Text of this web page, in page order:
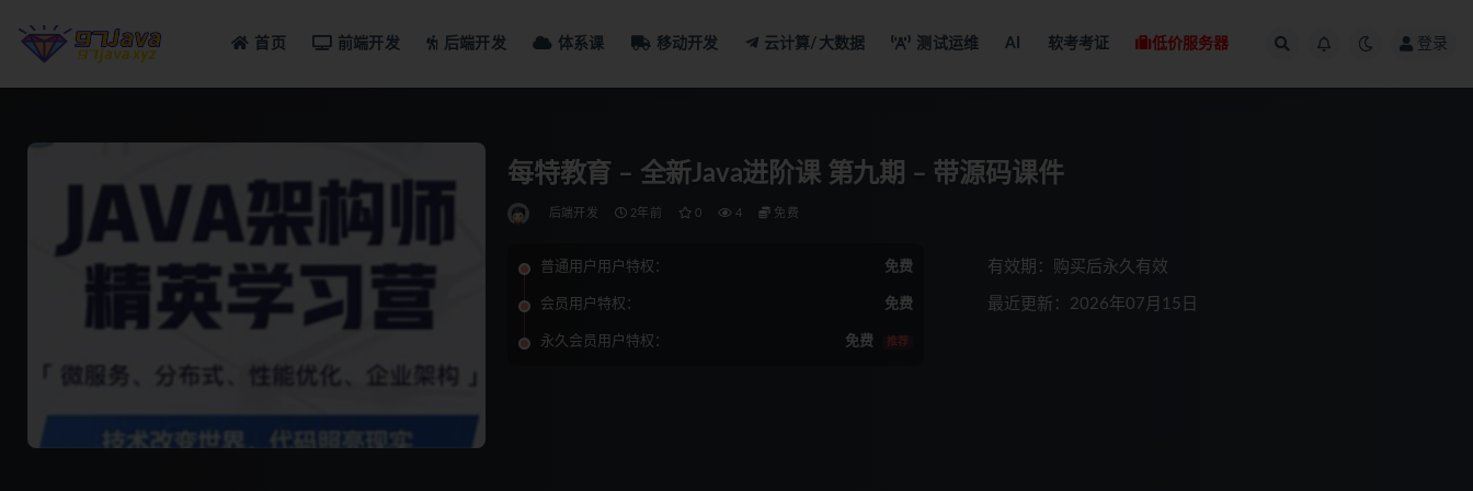
首页 前端开发 后端开发 体系课 移动开发 云计算/大数据 测试运维 AI 软考考证 低价服务器 登录
每特教育 – 全新Java进阶课 第九期 – 带源码课件
后端开发 2年前 0 4 免费
普通用户用户特权： 免费
会员用户特权： 免费
永久会员用户特权： 免费 推荐
有效期：购买后永久有效
最近更新：2026年07月15日